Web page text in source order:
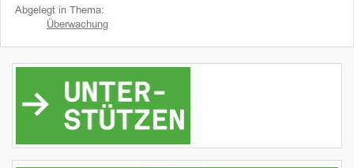
Abgelegt in Thema:
Überwachung